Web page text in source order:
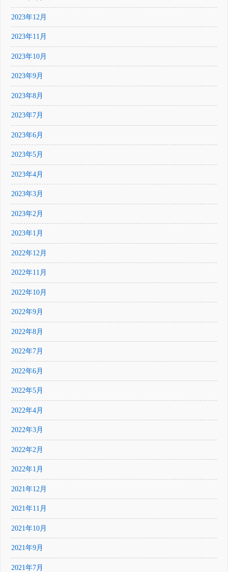
2023年12月
2023年11月
2023年10月
2023年9月
2023年8月
2023年7月
2023年6月
2023年5月
2023年4月
2023年3月
2023年2月
2023年1月
2022年12月
2022年11月
2022年10月
2022年9月
2022年8月
2022年7月
2022年6月
2022年5月
2022年4月
2022年3月
2022年2月
2022年1月
2021年12月
2021年11月
2021年10月
2021年9月
2021年7月